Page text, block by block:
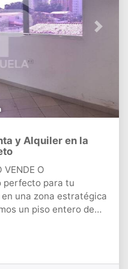
un crecimiento
en una
Panorámicas:
sonido del mar y
dejarán sin aliento al
del majestuoso Mar
de ser parte del
Next
y Alquiler en la
VENDE O
perfecto para tu
una zona estratégica
un piso entero de
amplio y funcional,
tiendas online y